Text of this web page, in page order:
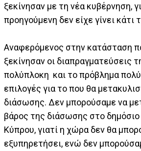
ξεκίνησαν με τη νέα κυβέρνηση,
προηγούμενη δεν είχε γίνει κάτι
Αναφερόμενος στην κατάσταση
ξεκίνησαν οι διαπραγματεύσεις
πολύπλοκη και το πρόβλημα
επιλογές για το που θα
διάσωσης. Δεν μπορούσαμε να
βάρος της διάσωσης στο
Κύπρου, γιατί η χώρα δεν θα
εξυπηρετήσει, ενώ δεν